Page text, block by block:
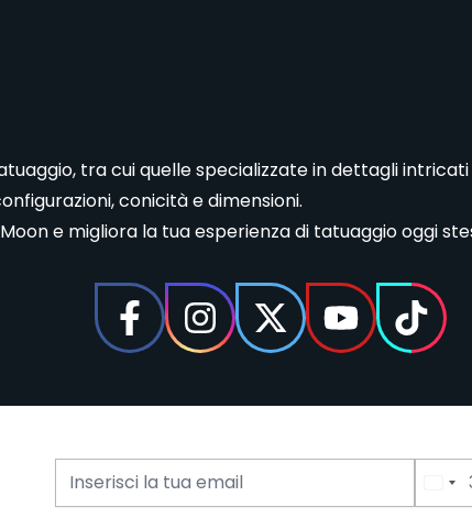
tra cui quelle specializzate in dettagli
conicità e dimensioni.
e migliora la tua esperienza di tatuaggio oggi
Indirizzo Email
Numero di Telefono